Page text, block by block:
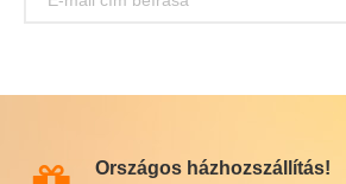
Országos házhozszállítás!